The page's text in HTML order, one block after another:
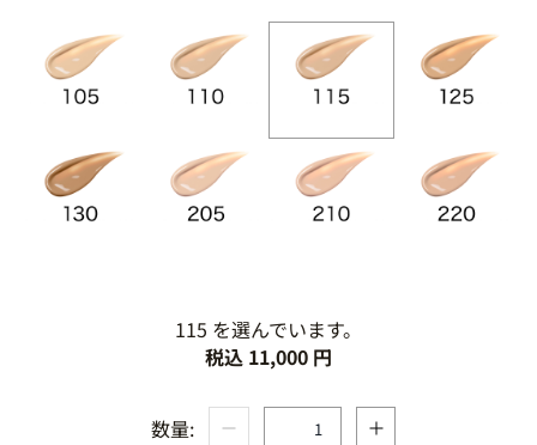
115 を選んでいます。
税込 11,000 円
数量: